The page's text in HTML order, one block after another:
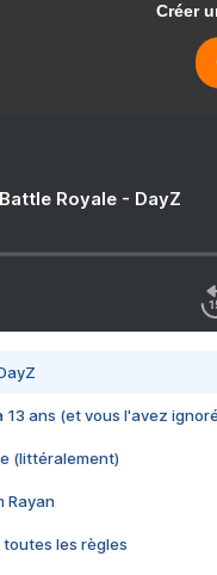
Créer
Royale - DayZ
13 ans (et vous l'avez
(littéralement)
Rayan
toutes les règles